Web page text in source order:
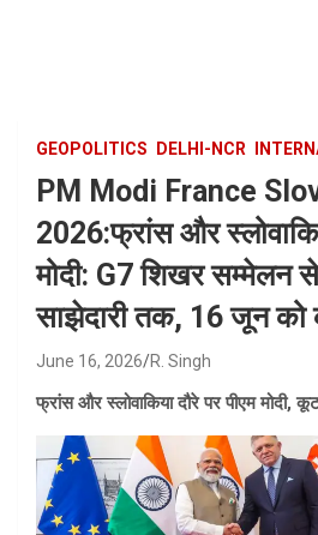
GEOPOLITICS DELHI-NCR
PM Modi France
2026:फ्रांस और
मोदी: G7 शिखर सम्मेलन
साझेदारी तक, 16 जून
June 16, 2026 R. Singh
फ्रांस और स्लोवाकिया दौरे पर पीएम मोदी,